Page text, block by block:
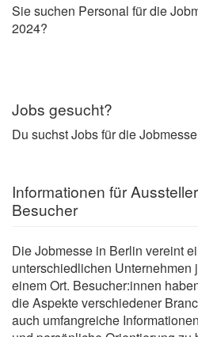
Sie suchen Personal für die
2024?
Jobs gesucht?
Du suchst Jobs für die
Informationen für
Besucher
Die Jobmesse in Berlin vereint
unterschiedlichen Unternehmen
einem Ort. Besucher:innen
die Aspekte verschiedener
auch umfangreiche